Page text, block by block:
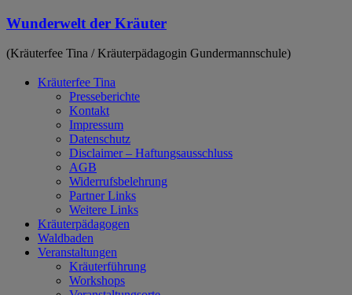
Zum
springen
Wunderwelt der Kräuter
(Kräuterfee Tina / Kräuterpädagogin Gundermannschule)
Kräuterfee Tina
Presseberichte
Kontakt
Impressum
Datenschutz
Disclaimer – Haftungsausschluss
AGB
Widerrufsbelehrung
Partner Links
Weitere Links
Kräuterpädagogen
Waldbaden
Veranstaltungen
Kräuterführung
Workshops